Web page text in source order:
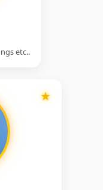
etc..
★